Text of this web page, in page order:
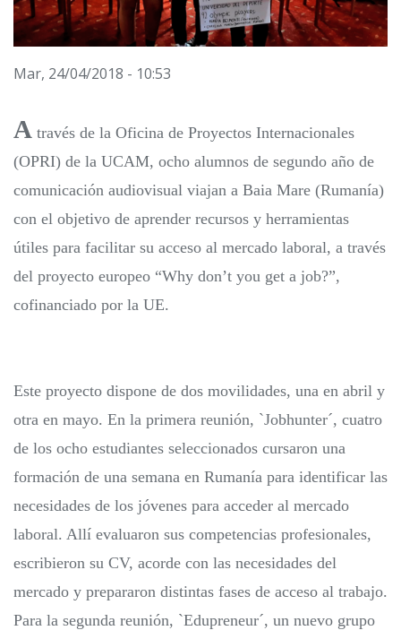
Mar, 24/04/2018 - 10:53
A través de la Oficina de Proyectos Internacionales
(OPRI) de la UCAM, ocho alumnos de segundo año de
comunicación audiovisual viajan a Baia Mare (Rumanía)
con el objetivo de aprender recursos y herramientas
útiles para facilitar su acceso al mercado laboral, a través
del proyecto europeo “Why don’t you get a job?”,
cofinanciado por la UE.
Este proyecto dispone de dos movilidades, una en abril y
otra en mayo. En la primera reunión, `Jobhunter´, cuatro
de los ocho estudiantes seleccionados cursaron una
formación de una semana en Rumanía para identificar las
necesidades de los jóvenes para acceder al mercado
laboral. Allí evaluaron sus competencias profesionales,
escribieron su CV, acorde con las necesidades del
mercado y prepararon distintas fases de acceso al trabajo.
Para la segunda reunión, `Edupreneur´, un nuevo grupo